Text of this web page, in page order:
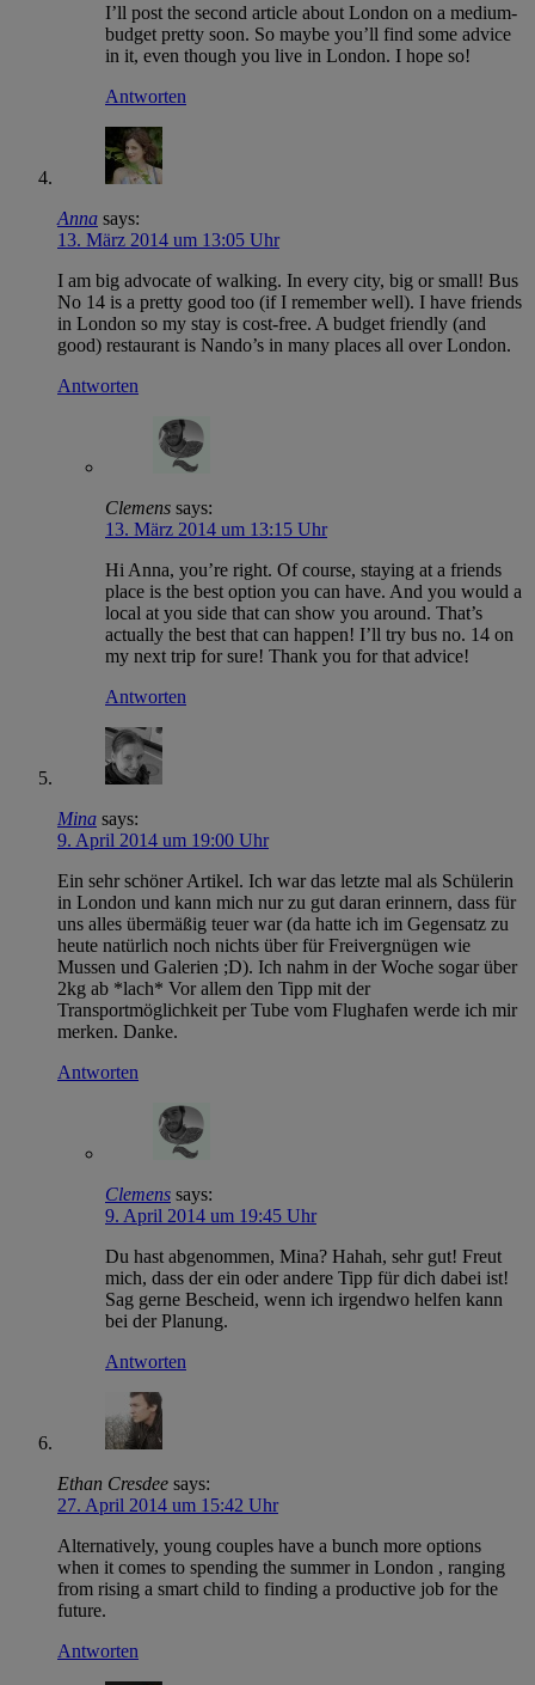
I’ll post the second article about London on a medium-
budget pretty soon. So maybe you’ll find some advice
in it, even though you live in London. I hope so!
Antworten
Anna says:
13. März 2014 um 13:05 Uhr
I am big advocate of walking. In every city, big or small! Bus
No 14 is a pretty good too (if I remember well). I have friends
in London so my stay is cost-free. A budget friendly (and
good) restaurant is Nando’s in many places all over London.
Antworten
Clemens says:
13. März 2014 um 13:15 Uhr
Hi Anna, you’re right. Of course, staying at a friends
place is the best option you can have. And you would a
local at you side that can show you around. That’s
actually the best that can happen! I’ll try bus no. 14 on
my next trip for sure! Thank you for that advice!
Antworten
Mina says:
9. April 2014 um 19:00 Uhr
Ein sehr schöner Artikel. Ich war das letzte mal als Schülerin
in London und kann mich nur zu gut daran erinnern, dass für
uns alles übermäßig teuer war (da hatte ich im Gegensatz zu
heute natürlich noch nichts über für Freivergnügen wie
Mussen und Galerien ;D). Ich nahm in der Woche sogar über
2kg ab *lach* Vor allem den Tipp mit der
Transportmöglichkeit per Tube vom Flughafen werde ich mir
merken. Danke.
Antworten
Clemens says:
9. April 2014 um 19:45 Uhr
Du hast abgenommen, Mina? Hahah, sehr gut! Freut
mich, dass der ein oder andere Tipp für dich dabei ist!
Sag gerne Bescheid, wenn ich irgendwo helfen kann
bei der Planung.
Antworten
Ethan Cresdee says:
27. April 2014 um 15:42 Uhr
Alternatively, young couples have a bunch more options
when it comes to spending the summer in London , ranging
from rising a smart child to finding a productive job for the
future.
Antworten